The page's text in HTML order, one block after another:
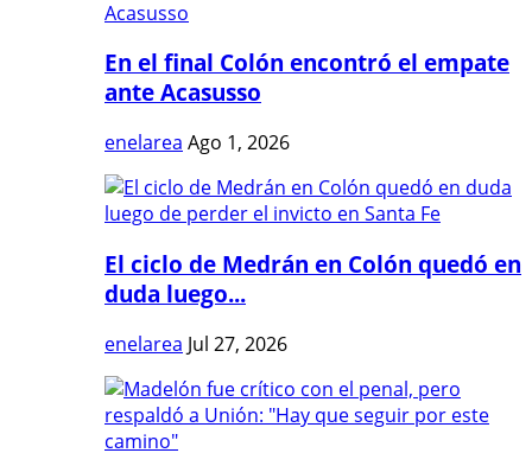
En el final Colón encontró el empate
ante Acasusso
enelarea Ago 1, 2026
El ciclo de Medrán en Colón quedó en
duda luego...
enelarea Jul 27, 2026